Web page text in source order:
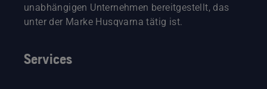
unabhängigen Unternehmen bereitgestellt, das
unter der Marke Husqvarna tätig ist.
Services